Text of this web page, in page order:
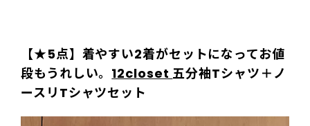
【★5点】着やすい2着がセットになってお値
段もうれしい。 12closet 五分袖Tシャツ＋ノ
ースリTシャツセット